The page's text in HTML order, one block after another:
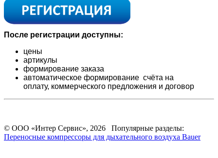
После регистрации доступны:
цены
артикулы
формирование заказа
автоматическое формирование счёта на
оплату, коммерческого предложения и договор
© ООО «Интер Сервис», 2026 Популярные разделы:
Переносные компрессоры для дыхательного воздуха Bauer